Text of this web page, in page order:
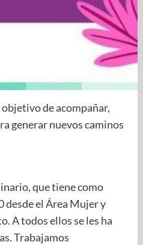
de acompañar,
generar nuevos caminos
que tiene como
desde el Área Mujer y
A todos ellos se les ha
Trabajamos